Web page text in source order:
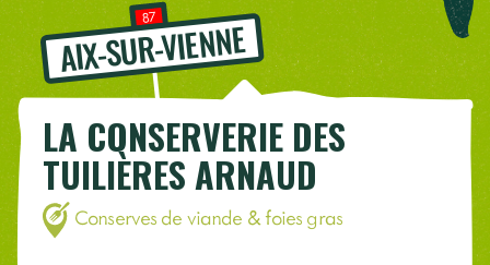
87
AIX-SUR-VIENNE
LA CONSERVERIE DES
TUILIÈRES ARNAUD
Conserves de viande & foies gras